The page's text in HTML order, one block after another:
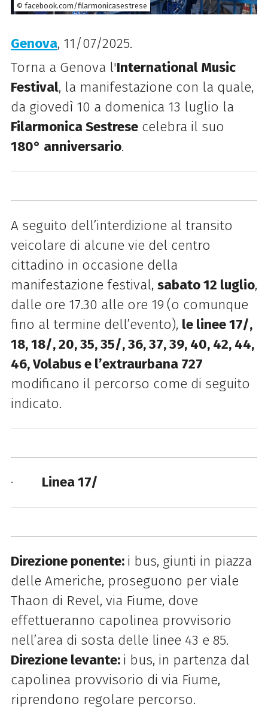
© facebook.com/filarmonicasestrese
Genova, 11/07/2025.
Torna a Genova l'International Music
Festival, la manifestazione con la quale,
da giovedì 10 a domenica 13 luglio la
Filarmonica Sestresecelebra il suo
180° anniversario.
A seguito dell’interdizione al transito
veicolare di alcune vie del centro
cittadino in occasione della
manifestazione festival, sabato 12 luglio,
dalle ore 17.30 alle ore 19 (o comunque
fino al termine dell’evento), le linee 17/,
18, 18/, 20, 35, 35/, 36, 37, 39, 40, 42, 44,
46, Volabus e l’extraurbana 727
modificano il percorso come di seguito
indicato.
· Linea 17/
Direzione ponente: i bus, giunti in piazza
delle Americhe, proseguono per viale
Thaon di Revel, via Fiume, dove
effettueranno capolinea provvisorio
nell’area di sosta delle linee 43 e 85.
Direzione levante: i bus, in partenza dal
capolinea provvisorio di via Fiume,
riprendono regolare percorso.